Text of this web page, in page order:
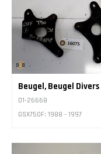
Beugel, Beugel Divers
D1-26668
GSX750F: 1988 - 1997